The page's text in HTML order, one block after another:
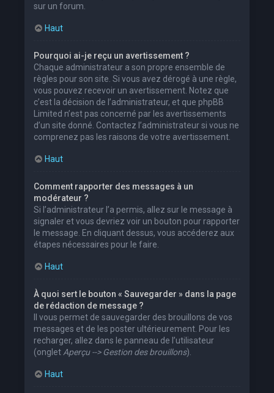
sur un forum.
Haut
Pourquoi ai-je reçu un avertissement ?
Chaque administrateur a son propre ensemble de
règles pour son site. Si vous avez dérogé à une règle,
vous pouvez recevoir un avertissement. Notez que
c’est la décision de l’administrateur, et que phpBB
Limited n’est pas concerné par les avertissements
d’un site donné. Contactez l’administrateur si vous ne
comprenez pas les raisons de votre avertissement.
Haut
Comment rapporter des messages à un
modérateur ?
Si l’administrateur l’a permis, allez sur le message à
signaler et vous devriez voir un bouton pour rapporter
le message. En cliquant dessus, vous accéderez aux
étapes nécessaires pour le faire.
Haut
À quoi sert le bouton « Sauvegarder » dans la page
de rédaction de message ?
Il vous permet de sauvegarder des brouillons de vos
messages et de les poster ultérieurement. Pour les
recharger, allez dans le panneau de l’utilisateur
(onglet Aperçu --> Gestion des brouillons).
Haut